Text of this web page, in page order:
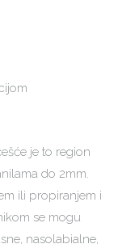
je to region
do 2mm.
ili propiranjem i
se mogu
nasolabialne,